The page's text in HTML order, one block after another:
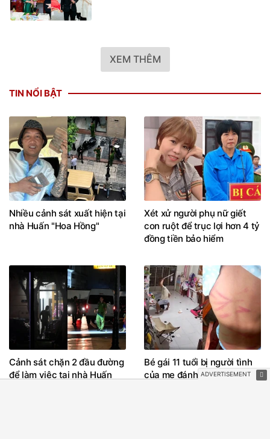
XEM THÊM
TIN NỔI BẬT
Nhiều cảnh sát xuất hiện tại
nhà Huấn "Hoa Hồng"
Xét xử người phụ nữ giết
con ruột để trục lợi hơn 4 tỷ
đồng tiền bảo hiểm
Cảnh sát chặn 2 đầu đường
để làm việc tại nhà Huấn
Bé gái 11 tuổi bị người tình
của mẹ đánh đập, bắt quỳ